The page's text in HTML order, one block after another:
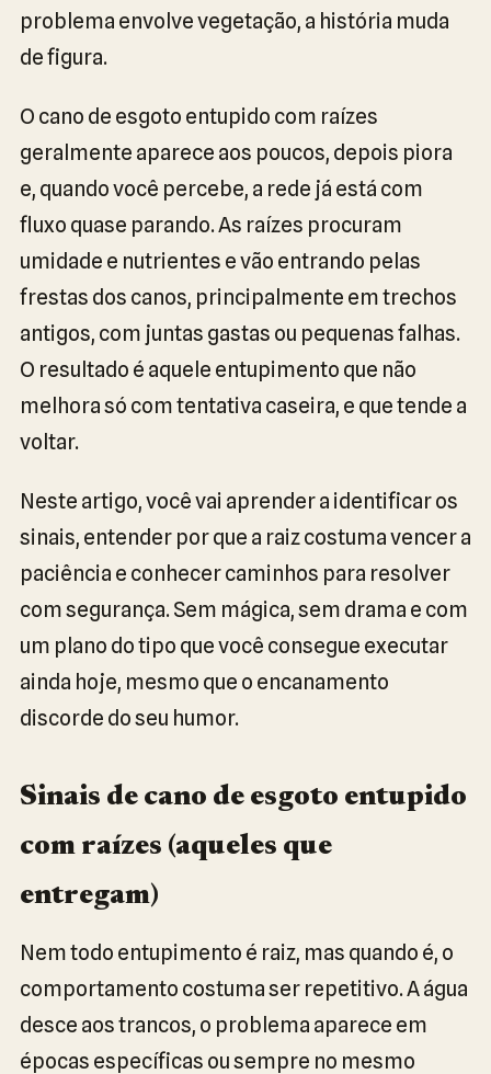
problema envolve vegetação, a história muda
de figura.
O cano de esgoto entupido com raízes
geralmente aparece aos poucos, depois piora
e, quando você percebe, a rede já está com
fluxo quase parando. As raízes procuram
umidade e nutrientes e vão entrando pelas
frestas dos canos, principalmente em trechos
antigos, com juntas gastas ou pequenas falhas.
O resultado é aquele entupimento que não
melhora só com tentativa caseira, e que tende a
voltar.
Neste artigo, você vai aprender a identificar os
sinais, entender por que a raiz costuma vencer a
paciência e conhecer caminhos para resolver
com segurança. Sem mágica, sem drama e com
um plano do tipo que você consegue executar
ainda hoje, mesmo que o encanamento
discorde do seu humor.
Sinais de cano de esgoto entupido
com raízes (aqueles que
entregam)
Nem todo entupimento é raiz, mas quando é, o
comportamento costuma ser repetitivo. A água
desce aos trancos, o problema aparece em
épocas específicas ou sempre no mesmo